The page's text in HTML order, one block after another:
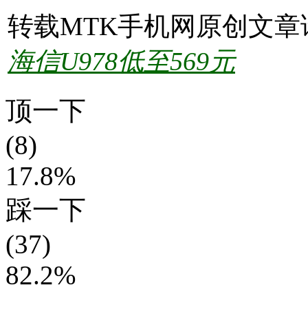
转载MTK手机网原创文
海信U978低至569元
顶一下
(8)
17.8%
踩一下
(37)
82.2%